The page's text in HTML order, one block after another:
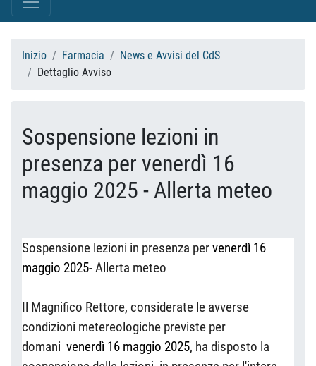
Inizio Farmacia
News e Avvisi del CdS
Dettaglio Avviso
Sospensione lezioni in
presenza per venerdì 16
maggio 2025 - Allerta meteo
Sospensione lezioni in presenza pervenerdì 16
maggio 2025- Allerta meteo
Il Magnifico Rettore, considerate le avverse
condizioni metereologiche previste per
domani venerdì 16 maggio 2025, ha disposto la